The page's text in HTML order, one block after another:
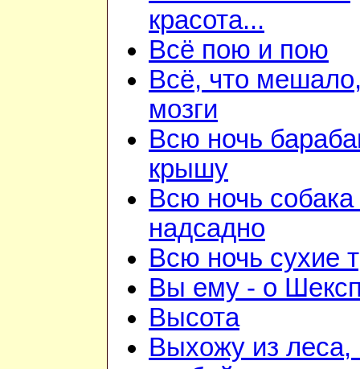
красота...
Всё пою и пою
Всё, что
мозги
Всю ночь
крышу
Всю ночь
надсадно
Всю ночь сухие
Вы ему - о
Высота
Выхожу из леса,